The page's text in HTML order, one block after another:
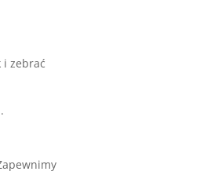
i zebrać